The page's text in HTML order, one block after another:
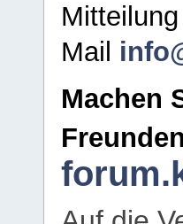
Mail
Machen